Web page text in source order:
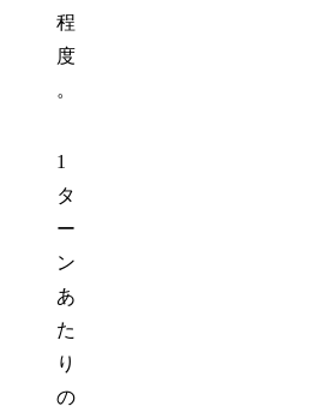
程
度
。
1
タ
ー
ン
あ
た
り
の